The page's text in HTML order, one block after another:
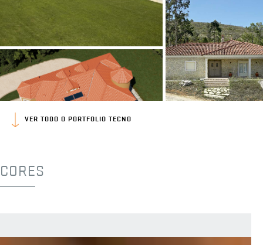
VER TODO O PORTFOLIO TECNO
CORES